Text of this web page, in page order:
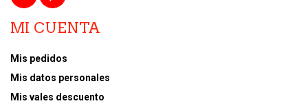
MI CUENTA
Mis pedidos
Mis datos personales
Mis vales descuento